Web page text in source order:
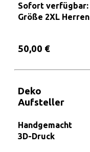
Sofort verfügbar:
Größe 2XL Herren
50,00 €
Deko
Aufsteller
Handgemacht
3D-Druck